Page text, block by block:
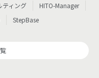
ティング
HITO-Manager
StepBase